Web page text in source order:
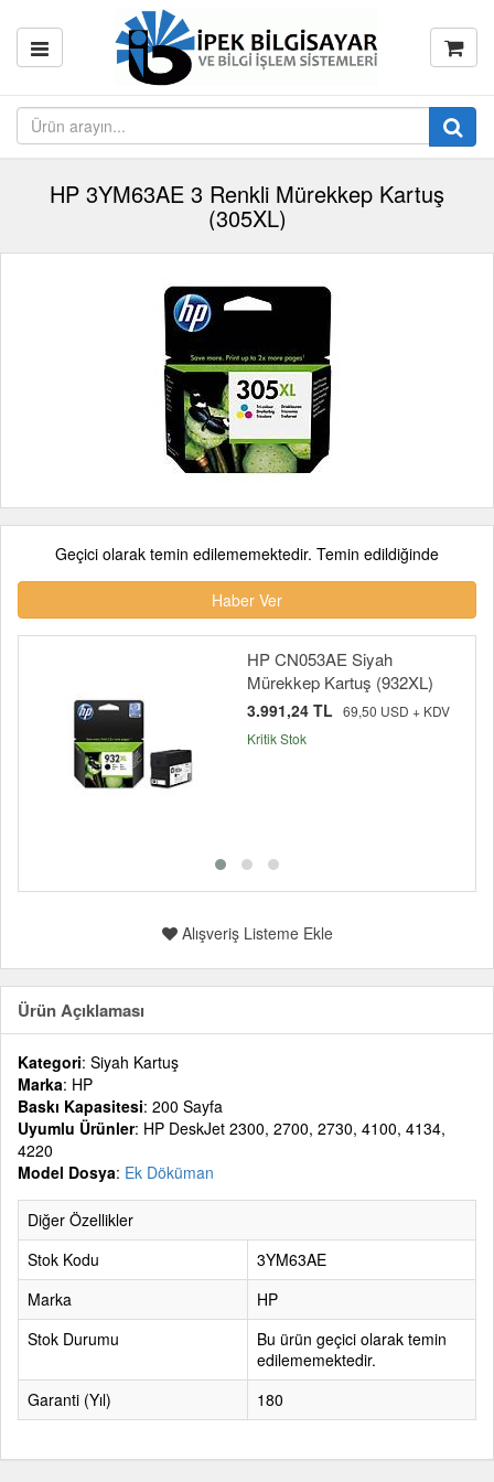
HP 3YM63AE 3 Renkli Mürekkep Kartuş
(305XL)
Geçici olarak temin edilememektedir. Temin edildiğinde
Haber Ver
HP CN053AE Siyah
Mürekkep Kartuş (932XL)
3.991,24 TL 69,50 USD + KDV
Kritik Stok
Alışveriş Listeme Ekle
Ürün Açıklaması
Kategori: Siyah Kartuş
Marka: HP
Baskı Kapasitesi: 200 Sayfa
Uyumlu Ürünler: HP DeskJet 2300, 2700, 2730, 4100, 4134,
4220
Model Dosya: Ek Döküman
Diğer Özellikler
Stok Kodu
3YM63AE
Marka
HP
Stok Durumu
Bu ürün geçici olarak temin
edilememektedir.
Garanti (Yıl)
180